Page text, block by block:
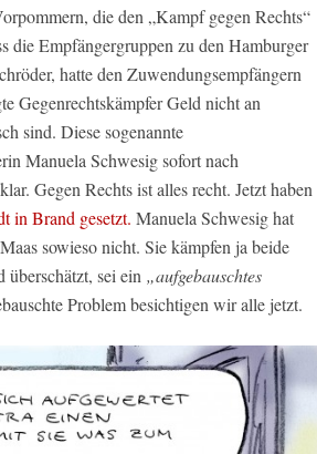
die den „Kampf gegen Rechts“
die Empfängergruppen zu den Hamburger
hatte den Zuwendungsempfängern
Gegenrechtskämpfer Geld nicht an
sind. Diese sogenannte
Manuela Schwesig sofort nach
Gegen Rechts ist alles recht. Jetzt haben
in Brand gesetzt. Manuela Schwesig hat
sowieso nicht. Sie kämpfen ja beide
sei ein „aufgebauschtes
Problem besichtigen wir alle jetzt.